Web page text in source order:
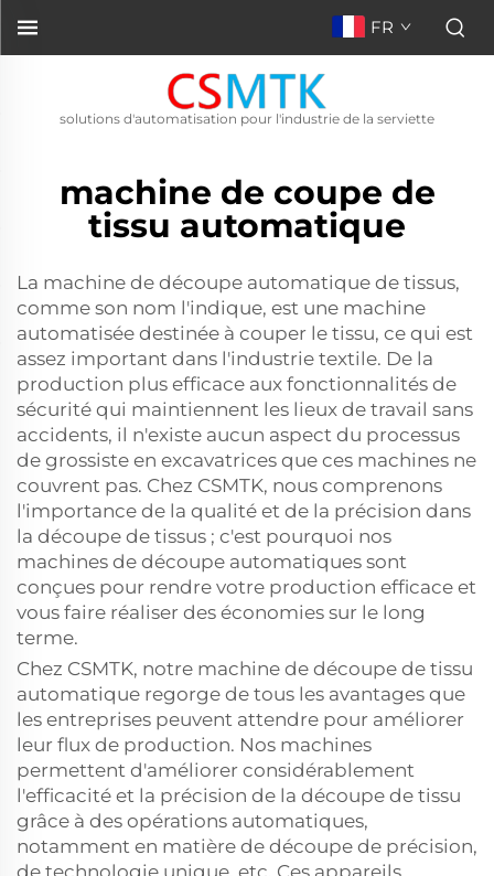
FR
solutions d'automatisation pour l'industrie de la serviette
machine de coupe de
tissu automatique
La machine de découpe automatique de tissus,
comme son nom l'indique, est une machine
automatisée destinée à couper le tissu, ce qui est
assez important dans l'industrie textile. De la
production plus efficace aux fonctionnalités de
sécurité qui maintiennent les lieux de travail sans
accidents, il n'existe aucun aspect du processus
de grossiste en excavatrices que ces machines ne
couvrent pas. Chez CSMTK, nous comprenons
l'importance de la qualité et de la précision dans
la découpe de tissus ; c'est pourquoi nos
machines de découpe automatiques sont
conçues pour rendre votre production efficace et
vous faire réaliser des économies sur le long
terme.
Chez CSMTK, notre machine de découpe de tissu
automatique regorge de tous les avantages que
les entreprises peuvent attendre pour améliorer
leur flux de production. Nos machines
permettent d'améliorer considérablement
l'efficacité et la précision de la découpe de tissu
grâce à des opérations automatiques,
notamment en matière de découpe de précision,
de technologie unique, etc. Ces appareils